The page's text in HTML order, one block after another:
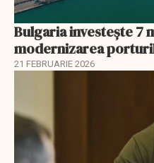
Bulgaria investește 7
modernizarea
21 FEBRUARIE 2026